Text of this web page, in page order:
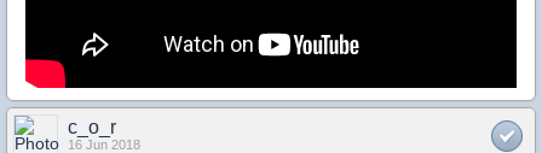
c_o_r
16 Jun 2018